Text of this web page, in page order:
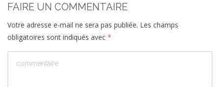
FAIRE UN COMMENTAIRE
Votre adresse e-mail ne sera pas publiée. Les champs
obligatoires sont indiqués avec *